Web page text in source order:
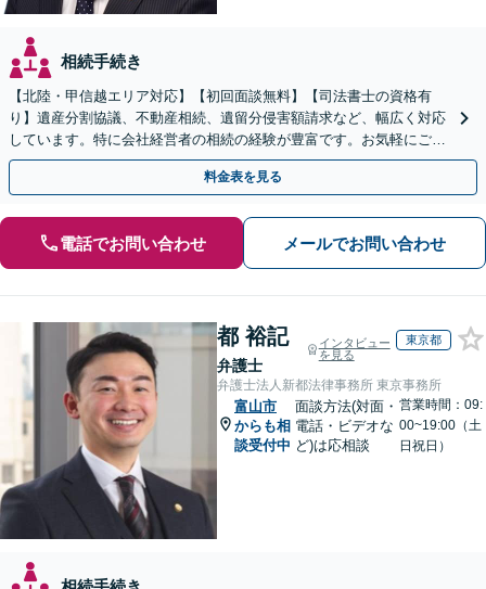
相続手続き
【北陸・甲信越エリア対応】【初回面談無料】【司法書士の資格有
り】遺産分割協議、不動産相続、遺留分侵害額請求など、幅広く対応
しています。特に会社経営者の相続の経験が豊富です。お気軽にご相
談ください。【休日・夜間面談可】【オンライン面談可】
料金表を見る
電話でお問い合わせ メールでお問い合わせ
都 裕記
弁護士
インタビュー
を見る
東京都
弁護士法人新都法律事務所 東京事務所
富山市
からも相
談受付中
面談方法(対面・
電話・ビデオな
ど)は応相談
営業時間：09:
00~19:00（土
日祝日）